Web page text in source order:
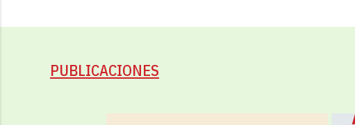
PUBLICACIONES